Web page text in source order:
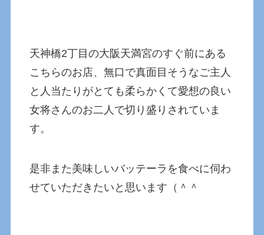
天神橋2丁目の大阪天満宮のすぐ前にある
こちらのお店、無口で真面目そうなご主人
と人当たりがとても柔らかくて愛想の良い
女将さんのお二人で切り盛りされていま
す。
是非また美味しいバッテーラを食べに伺わ
せていただきたいと思います（＾＾